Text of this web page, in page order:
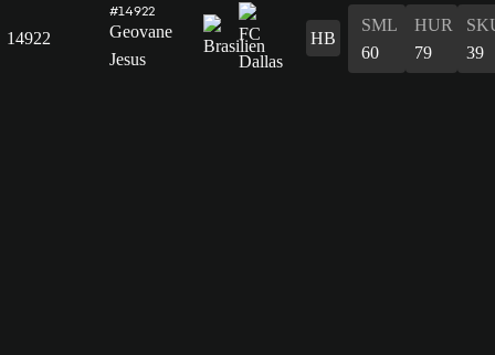
14922
#14922
Geovane
Jesus
HB
SML
60
HUR
79
39